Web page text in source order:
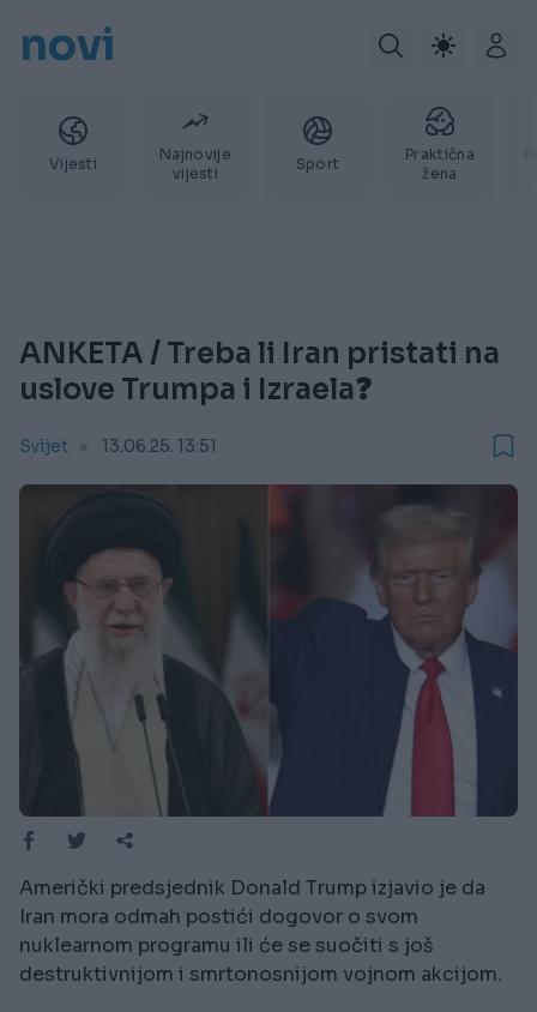
novi
Vijesti
Najnovije
vijesti
Sport
Praktična
žena
ANKETA / Treba li Iran pristati na
uslove Trumpa i Izraela❓️
Svijet 13.06.25. 13:51
Američki predsjednik Donald Trump izjavio je da
Iran mora odmah postići dogovor o svom
nuklearnom programu ili će se suočiti s još
destruktivnijom i smrtonosnijom vojnom akcijom.